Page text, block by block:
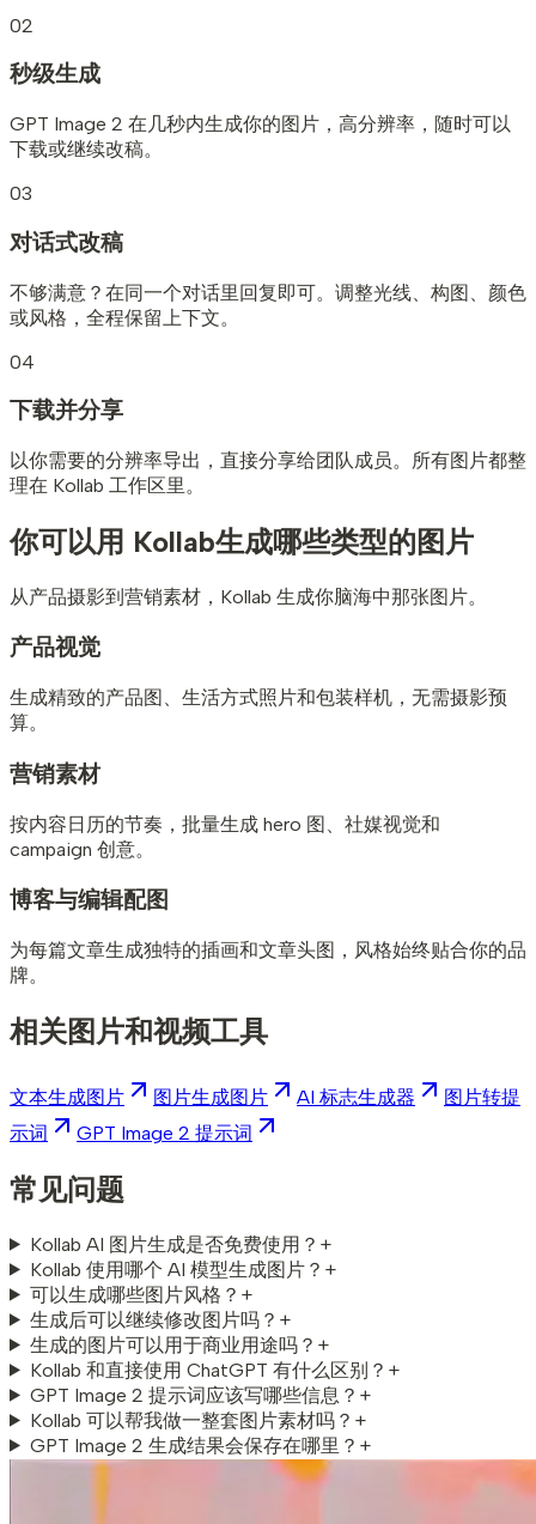
02
秒级生成
GPT Image 2 在几秒内生成你的图片，高分辨率，随时可以
下载或继续改稿。
03
对话式改稿
不够满意？在同一个对话里回复即可。调整光线、构图、颜色
或风格，全程保留上下文。
04
下载并分享
以你需要的分辨率导出，直接分享给团队成员。所有图片都整
理在 Kollab 工作区里。
你可以用 Kollab生成哪些类型的图片
从产品摄影到营销素材，Kollab 生成你脑海中那张图片。
产品视觉
生成精致的产品图、生活方式照片和包装样机，无需摄影预
算。
营销素材
按内容日历的节奏，批量生成 hero 图、社媒视觉和
campaign 创意。
博客与编辑配图
为每篇文章生成独特的插画和文章头图，风格始终贴合你的品
牌。
相关图片和视频工具
文本生成图片 图片生成图片 AI 标志生成器
图片转提
示词
GPT Image 2 提示词
常见问题
Kollab AI 图片生成是否免费使用？ +
Kollab 使用哪个 AI 模型生成图片？ +
可以生成哪些图片风格？ +
生成后可以继续修改图片吗？ +
生成的图片可以用于商业用途吗？ +
Kollab 和直接使用 ChatGPT 有什么区别？ +
GPT Image 2 提示词应该写哪些信息？ +
Kollab 可以帮我做一整套图片素材吗？ +
GPT Image 2 生成结果会保存在哪里？ +